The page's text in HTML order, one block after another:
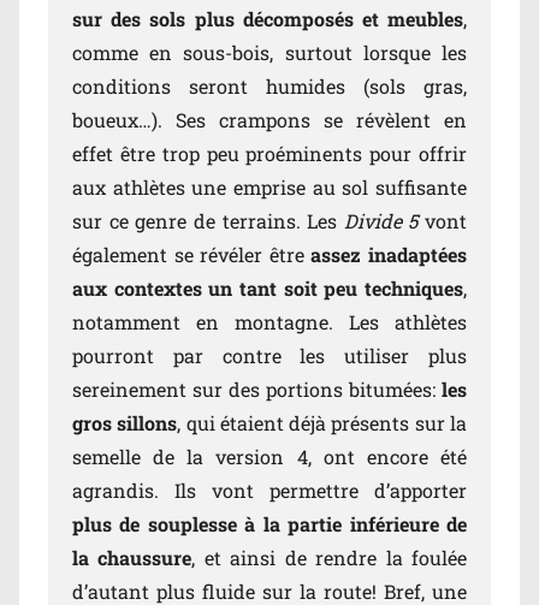
sur des sols plus décomposés et meubles,
comme en sous-bois, surtout lorsque les
conditions seront humides (sols gras,
boueux…). Ses crampons se révèlent en
effet être trop peu proéminents pour offrir
aux athlètes une emprise au sol suffisante
sur ce genre de terrains. Les Divide 5vont
également se révéler êtreassez inadaptées
aux contextes un tant soit peu techniques,
notamment en montagne. Les athlètes
pourront par contre les utiliser plus
sereinement sur des portions bitumées: les
gros sillons, qui étaient déjà présents sur la
semelle de la version 4, ont encore été
agrandis. Ils vont permettre d’apporter
plus de souplesse à la partie inférieure de
la chaussure, et ainsi de rendre la foulée
d’autant plus fluide sur la route! Bref, une